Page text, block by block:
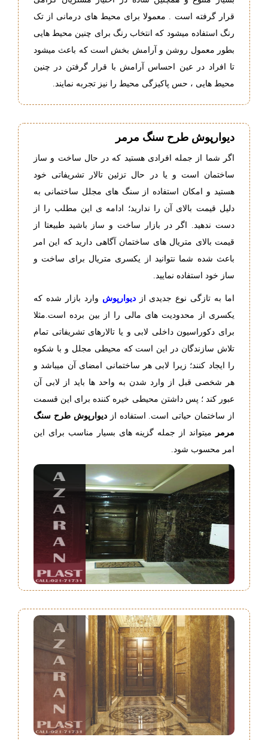
قرار گرفته است . معمولا برای محیط های درمانی از تک
رنگ استفاده میشود که انتخاب رنگ برای چنین محیط هایی
بطور معمول روشن و آرامش بخش است که باعث میشود
تا افراد در عین احساس آرامش با قرار گرفتن در چنین
محیط هایی ، حس پاکیزگی محیط را نیز تجربه نمایند.
دیوارپوش طرح سنگ مرمر
اگر شما از جمله افرادی هستید که در حال ساخت و ساز
ساختمان است و یا در حال تزئین تالار تشریفاتی خود
هستید و امکان استفاده از سنگ های مجلل ساختمانی به
دلیل قیمت بالای آن را ندارید؛ ادامه ی این مطلب را از
دست ندهید. اگر در بازار ساخت و ساز باشید طبیعتا از
قیمت بالای متریال های ساختمان آگاهی دارید که این امر
باعث شده شما نتوانید از یکسری متریال برای ساخت و
ساز خود استفاده نمایید.
اما به تازگی نوع جدیدی ازدیوارپوش وارد بازار شده که
یکسری از محدودیت های مالی را از بین برده است.مثلا
برای دکوراسیون داخلی لابی و یا تالارهای تشریفاتی تمام
تلاش سازندگان در این است که محیطی مجلل و با شکوه
را ایجاد کنند؛ زیرا لابی هر ساختمانی امضای آن میباشد و
هر شخصی قبل از وارد شدن به واحد ها باید از لابی آن
عبور کند ؛ پس داشتن محیطی خیره کننده برای این قسمت
از ساختمان حیاتی است. استفاده ازدیوارپوش طرح سنگ
مرمر
میتواند از جمله گزینه های بسیار مناسب برای این
امر محسوب شود.